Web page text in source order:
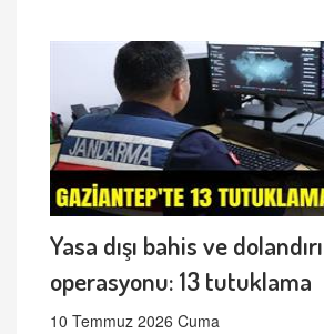
Yasa dışı bahis ve
operasyonu: 13 tutuklama
10 Temmuz 2026 Cuma